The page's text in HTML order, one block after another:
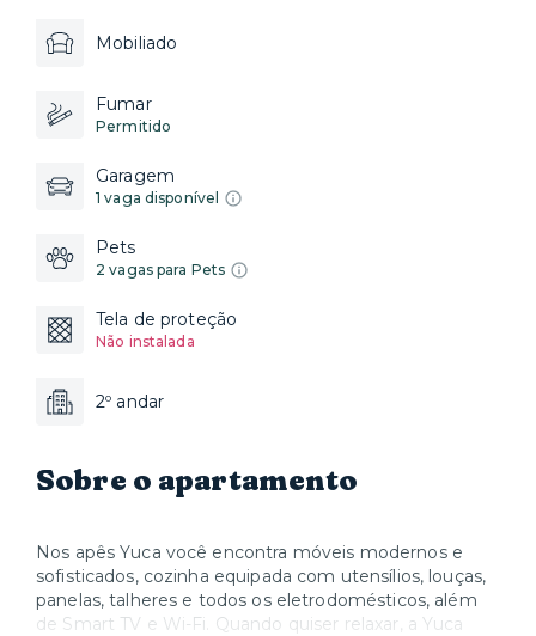
Mobiliado
Fumar
Permitido
Garagem
1 vaga disponível
Pets
2 vagas para Pets
Tela de proteção
Não instalada
2º andar
Sobre o apartamento
Nos apês Yuca você encontra móveis modernos e
sofisticados, cozinha equipada com utensílios, louças,
panelas, talheres e todos os eletrodomésticos, além
de Smart TV e Wi-Fi. Quando quiser relaxar, a Yuca